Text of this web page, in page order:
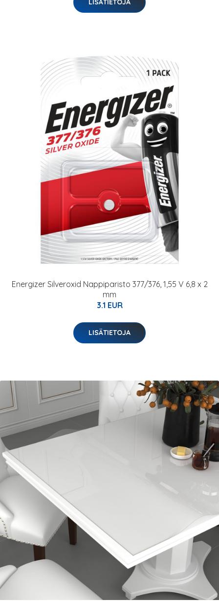
LISÄTIETOJA
Energizer Silveroxid Nappiparisto 377/376, 1,55 V 6,8 x 2
mm
3.1 EUR
LISÄTIETOJA